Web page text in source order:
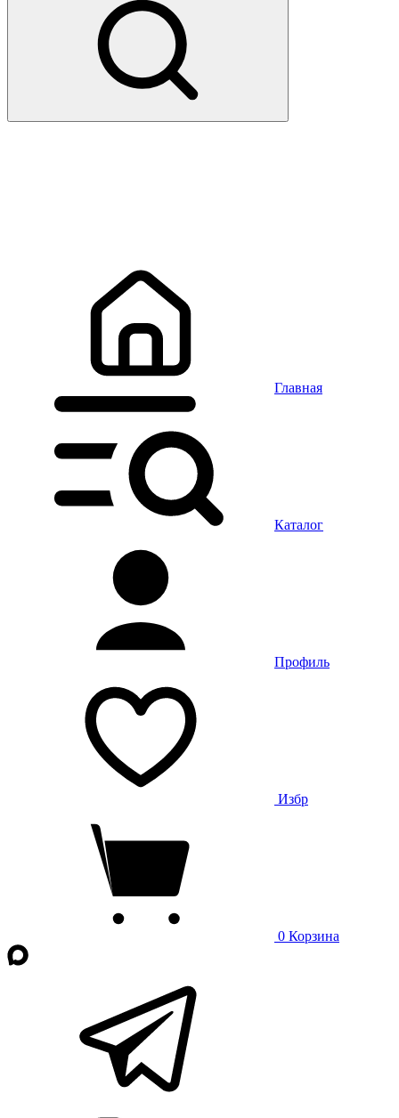
Главная
Каталог
Профиль
Избр
0 Корзина